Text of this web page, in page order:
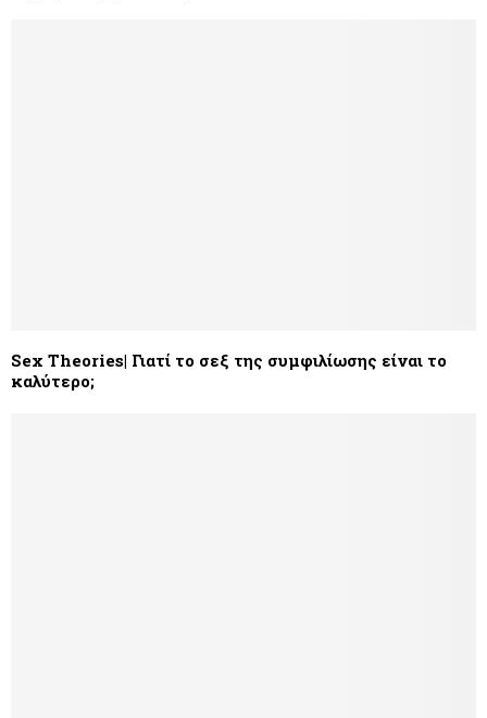
Sex Theories| Γιατί το σεξ της συμφιλίωσης είναι το
καλύτερο;